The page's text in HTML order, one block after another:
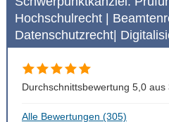
Hochschulrecht |
Datenschutzrecht|
Durchschnittsbewertung 5,0 aus
Alle Bewertungen (305)